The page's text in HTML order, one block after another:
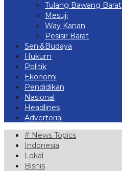
Tulang Bawang Barat
Mesuji
Way Kanan
Pesisir Barat
Seni&Budaya
Hukum
Politik
Ekonomi
Pendidikan
Nasional
Headlines
Advertorial
# News Topics
Indonesia
Lokal
Bisnis